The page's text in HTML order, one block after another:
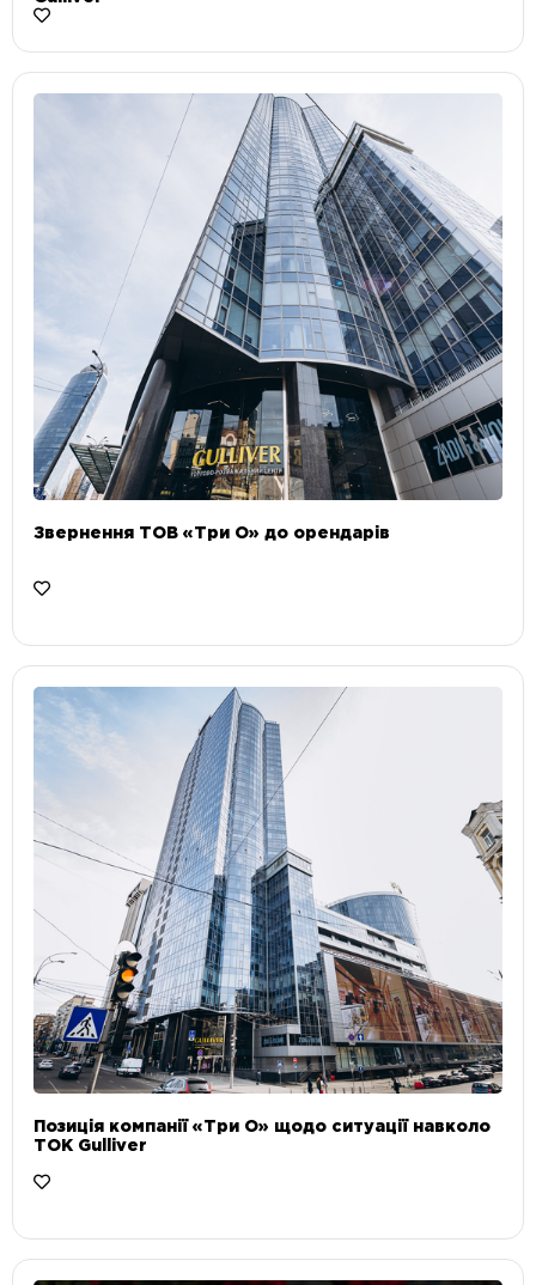
Звернення ТОВ «Три О» до орендарів
Позиція компанії «Три О» щодо ситуації навколо
ТОК Gulliver